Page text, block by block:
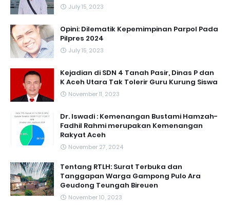
July 15, 2023
Opini: Dilematik Kepemimpinan Parpol Pada
Pilpres 2024
July 15, 2023
Kejadian di SDN 4 Tanah Pasir, Dinas P dan
K Aceh Utara Tak Tolerir Guru Kurung Siswa
November 11, 2023
Dr. Iswadi : Kemenangan Bustami Hamzah-
Fadhil Rahmi merupakan Kemenangan
Rakyat Aceh
November 27, 2024
Tentang RTLH: Surat Terbuka dan
Tanggapan Warga Gampong Pulo Ara
Geudong Teungah Bireuen
November 10, 2023